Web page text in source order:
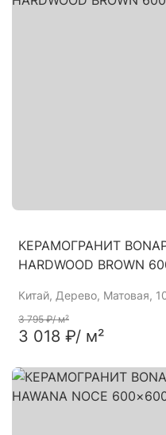
КЕРАМОГРАНИТ
HARDWOOD BROWN
Китай, Дерево, Матовая,
3 795 ₽/ м²
3 018 ₽/ м²